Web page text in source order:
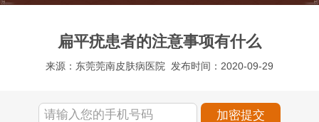
扁平疣患者的注意事项有什么
来源：东莞莞南皮肤病医院 发布时间：2020-09-29